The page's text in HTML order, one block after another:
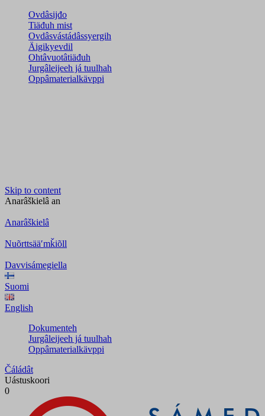
Ovdâsijđo
Tiäđuh mist
Ovdâsvástádâssyergih
Äigikyevdil
Ohtâvuotâtiäđuh
Jurgâleijeeh já tuulhah
Oppâmaterialkävppi
Skip to content
Anarâškielâ an
Anarâškielâ
Nuõrttsääʹmǩiõll
Davvisámegiella
Suomi
English
Dokumenteh
Jurgâleijeeh já tuulhah
Oppâmaterialkävppi
Čáládât
Uástuskoori
0